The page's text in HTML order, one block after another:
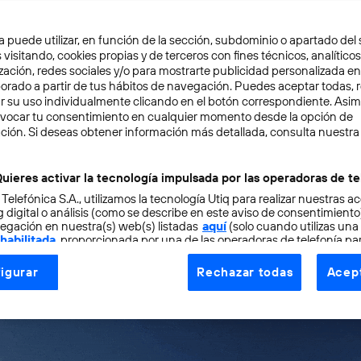
millennial en redes sociales importan. ¿Por
ahora entre 24 y 36 años de edad, representan casi el
a las generaciones X y Baby Boomers.
invertirá más de5 años de su vidaen redes
día gastadas mayoritariamente en Facebook,
por dar algunos ejemplos.
constituye uno de los más importantes a
sociales. Ellos son jóvenes, han crecido usando
aadoptar nuevas tecnologías, lo cual es importante
puede utilizar, en función de la sección, subdominio o apartado del
visitando, cookies propias y de terceros con fines técnicos,
redes sociales y/o para mostrarte publicidad personalizada
a partir de tus hábitos de navegación. Puedes aceptar todas,
su uso individualmente clicando en el botón correspondiente.
tu consentimiento en cualquier momento desde la opción de
Si deseas obtener información más detallada, consulta nuestra
activar la tecnología impulsada por las operadoras de
S.A., utilizamos la tecnología Utiq para realizar nuestras
digital o análisis (como se describe en este aviso de
en nuestra(s) web(s) listadas aquí(solo cuando utilizas una
, proporcionada por una de las operadoras de telefonía
consentimiento en cada página web).
Utiq está diseñada con la privacidad como prioridad
Rechazar todas